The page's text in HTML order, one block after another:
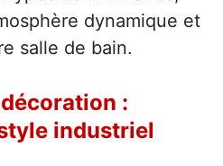
dynamique et
salle de bain.
:
industriel